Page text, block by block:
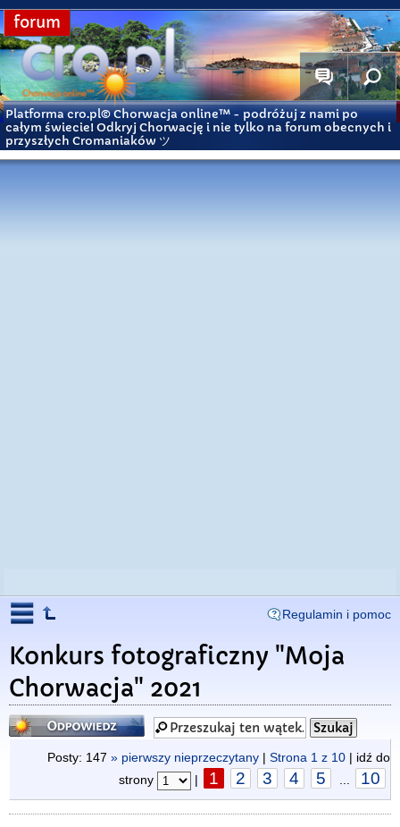
forum
Platforma cro.pl© Chorwacja online™ - podróżuj z nami po
całym świecie! Odkryj Chorwację i nie tylko na forum obecnych i
przyszłych Cromaniaków ツ
Regulamin i pomoc
Konkurs fotograficzny "Moja
Chorwacja" 2021
Odpowiedz
Posty: 147 » pierwszy nieprzeczytany | Strona 1 z 10 | idź do
strony
| 1 2 3 4 5 10